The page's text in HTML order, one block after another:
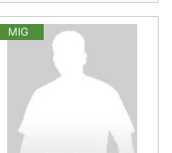
MIG